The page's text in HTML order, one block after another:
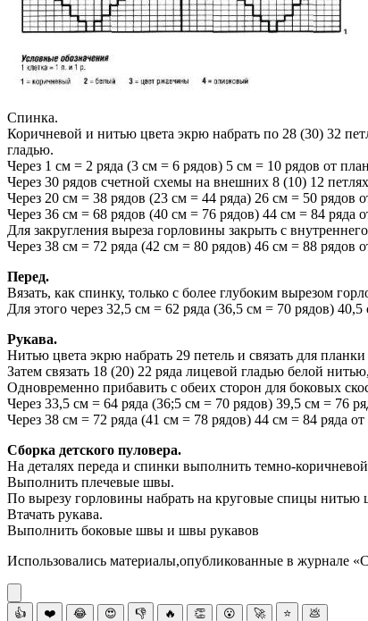
Спинка.
Коричневой и нитью цвета экрю набрать по 28 (30) 32
гладью.
Через 1 см = 2 ряда (3 см = 6 рядов) 5 см = 10 рядов от
Через 30 рядов счетной схемы на внешних 8 (10) 12
Через 20 см = 38 рядов (23 см = 44 pяда) 26 см = 50 pядов
Через 36 см = 68 рядов (40 см = 76 рядов) 44 см = 84 ряда
Для закругления выреза горловины закрыть с
Через 38 см = 72 ряда (42 см = 80 рядов) 46 см = 88 рядов
Перед.
Вязать, как спинку, только с более глубоким вырезом
Для этого через 32,5 см = 62 ряда (36,5 см = 70 рядов)
Рукава.
Нитью цвета экрю набрать 29 петель и связать для
Затем связать 18 (20) 22 ряда лицевой гладью белой
Одновременно прибавить с обеих сторон для боковых
Через 33,5 см = 64 ряда (36;5 см = 70 рядов) 39,5 см = 76
Через 38 см = 72 ряда (41 см = 78 рядов) 44 см = 84 ряда
Сборка детского пуловера.
На деталях переда и спинки выполнить темно-
Выполнить плечевые швы.
По вырезу горловины набрать на круговые спицы нитью
Втачать рукава.
Выполнить боковые швы и швы рукавов
Использовались материалы,опубликованные в журнале
👍 ❤️ 😂 😍 👎 🔥 👏 😮 🚀 ⭐ 💩